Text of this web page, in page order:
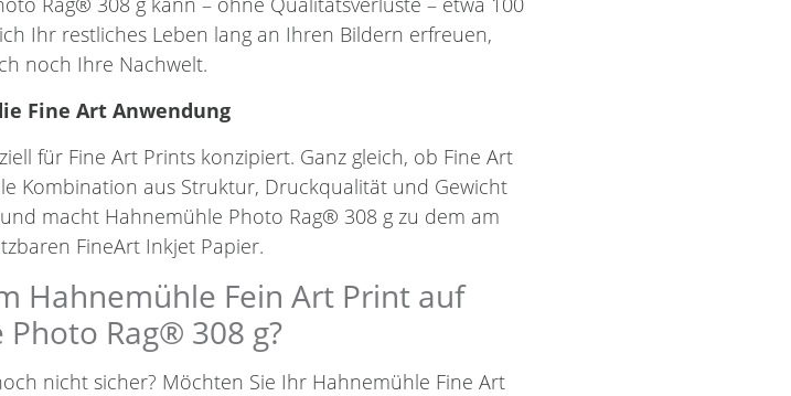
Ihr restliches Leben lang an Ihren Bildern erfreuen,
noch Ihre Nachwelt.
Fine Art Anwendung
für Fine Art Prints konzipiert. Ganz gleich, ob Fine Art
Kombination aus Struktur, Druckqualität und Gewicht
macht Hahnemühle Photo Rag® 308 g zu dem am
FineArt Inkjet Papier.
Hahnemühle Fein Art Print auf
Rag® 308 g?
nicht sicher? Möchten Sie Ihr Hahnemühle Fine Art